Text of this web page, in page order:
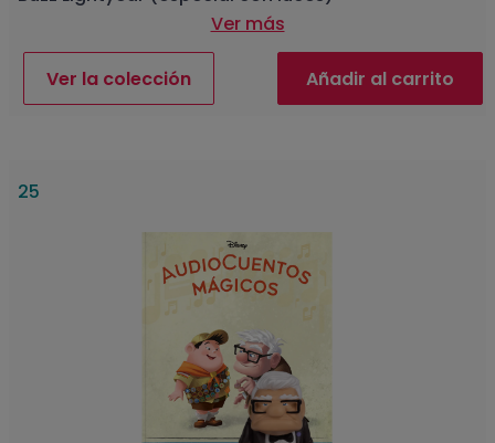
Ver más
Ver la colección Añadir al carrito
25